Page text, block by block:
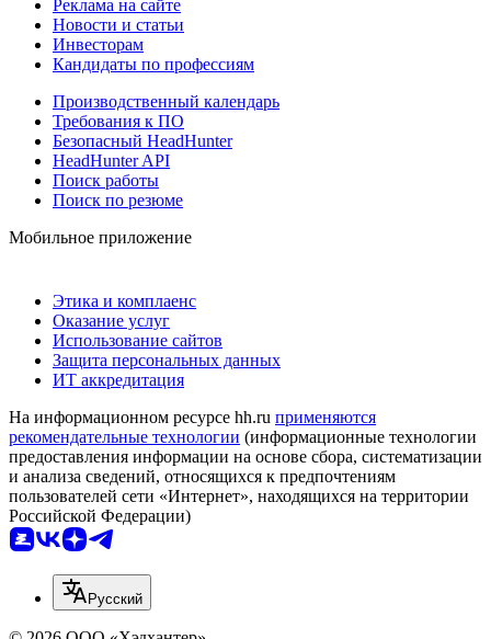
Реклама на сайте
Новости и статьи
Инвесторам
Кандидаты по профессиям
Производственный календарь
Требования к ПО
Безопасный HeadHunter
HeadHunter API
Поиск работы
Поиск по резюме
Мобильное приложение
Этика и комплаенс
Оказание услуг
Использование сайтов
Защита персональных данных
ИТ аккредитация
На информационном ресурсе hh.ru применяются
рекомендательные технологии (информационные технологии
предоставления информации на основе сбора, систематизации
и анализа сведений, относящихся к предпочтениям
пользователей сети «Интернет», находящихся на территории
Российской Федерации)
Русский